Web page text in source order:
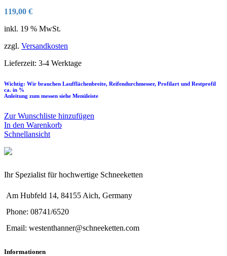
119,00 €
inkl. 19 % MwSt.
zzgl. Versandkosten
Lieferzeit: 3-4 Werktage
Wichtig: Wir brauchen Laufflächenbreite, Reifendurchmesser, Profilart und Restprofil
ca. in %
Anleitung zum messen siehe Menüleiste
Zur Wunschliste hinzufügen
In den Warenkorb
Schnellansicht
Ihr Spezialist für hochwertige Schneeketten
Am Hubfeld 14, 84155 Aich, Germany
Phone: 08741/6520
Email: westenthanner@schneeketten.com
Informationen